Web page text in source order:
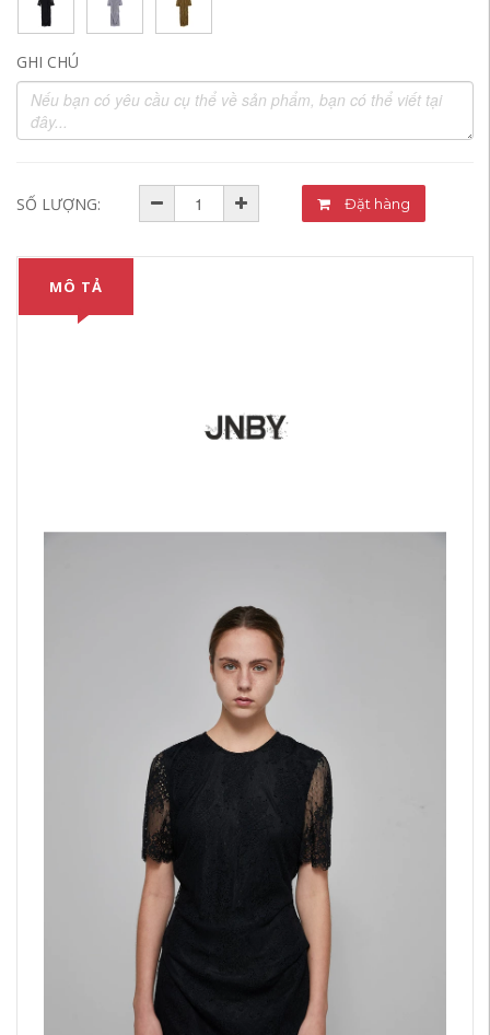
GHI CHÚ
SỐ LƯỢNG: Đặt hàng
MÔ TẢ